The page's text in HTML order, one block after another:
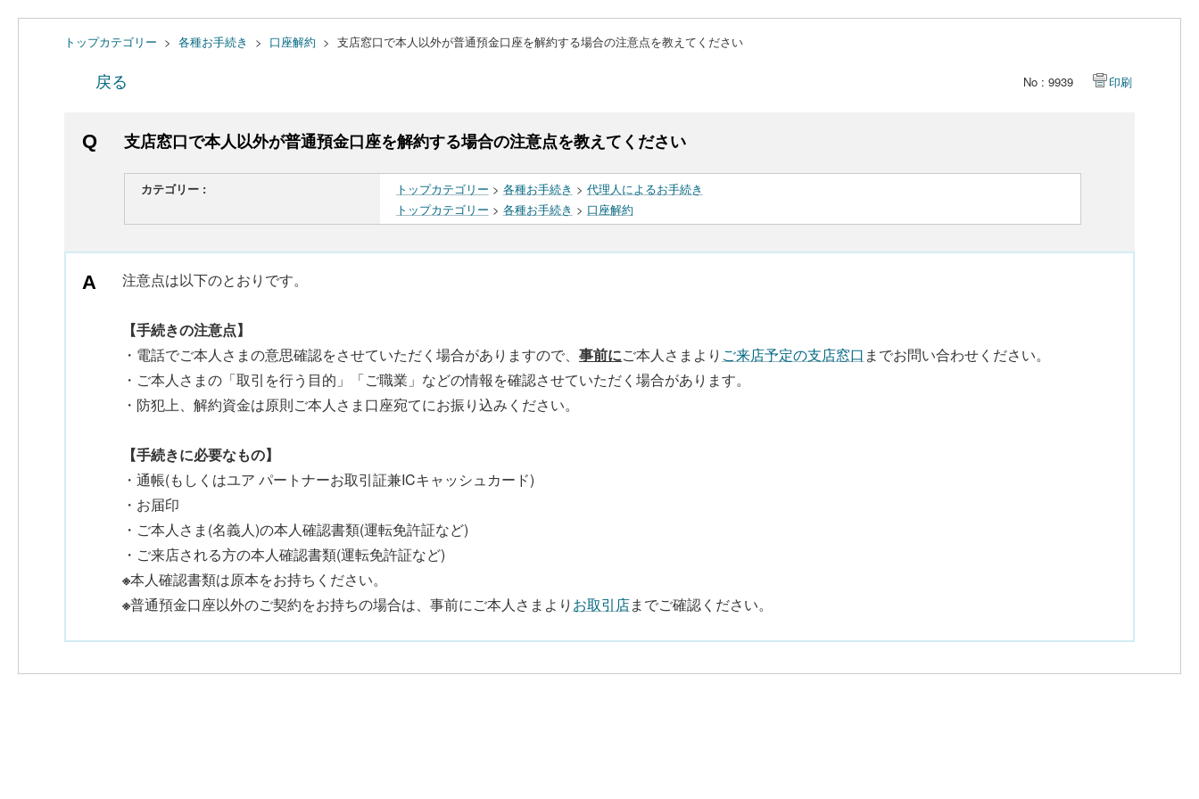
トップカテゴリー > 各種お手続き > 口座解約 > 支店窓口で本人以外が普通預金口座を解約する場合の注意点を教えてください
戻る No : 9939 印刷
支店窓口で本人以外が普通預金口座を解約する場合の注意点を教えてください
カテゴリー : トップカテゴリー > 各種お手続き > 代理人によるお手続き
トップカテゴリー > 各種お手続き > 口座解約
注意点は以下のとおりです。
【手続きの注意点】
・電話でご本人さまの意思確認をさせていただく場合がありますので、 事前にご本人さまより ご来店予定の支店窓口 までお問い合わせください。
・ご本人さまの「取引を行う目的」「ご職業」などの情報を確認させていただく場合があります。
・防犯上、解約資金は原則ご本人さま口座宛てにお振り込みください。
【手続きに必要なもの】
・通帳(もしくはユア パートナーお取引証兼ICキャッシュカード)
・お届印
・ご本人さま(名義人)の本人確認書類(運転免許証など)
・ご来店される方の本人確認書類(運転免許証など)
※本人確認書類は原本をお持ちください。
※普通預金口座以外のご契約をお持ちの場合は、事前にご本人さまより お取引店までご確認ください。